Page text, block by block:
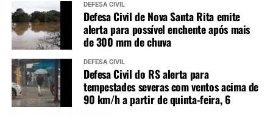
DEFESA CIVIL
Defesa Civil de Nova Santa Rita emite
alerta para possível enchente após mais
de 300 mm de chuva
DEFESA CIVIL
Defesa Civil do RS alerta para
tempestades severas com ventos acima de
90 km/h a partir de quinta-feira, 6